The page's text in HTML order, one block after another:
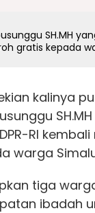
SH.MH
gratis kepada
kalinya
RI
warga
tiga
ibadah